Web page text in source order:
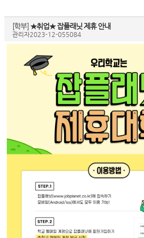
[학부] ★취업★ 잡플래닛 제휴 안내
관리자2023-12-055084